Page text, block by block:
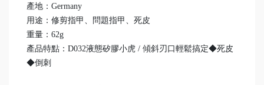
產地：Germany
用途：修剪指甲、問題指甲、死皮
重量：62g
產品特點：D032液態矽膠小虎 / 傾斜刃口輕鬆搞定◆死皮
◆倒刺